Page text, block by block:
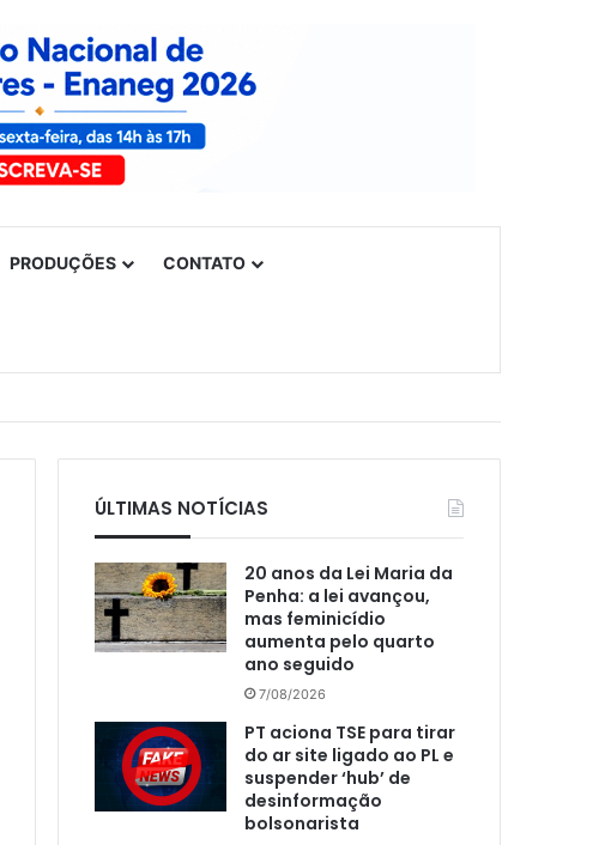
PRODUÇÕES CONTATO
ÚLTIMAS NOTÍCIAS
20 anos da Lei Maria da
Penha: a lei avançou,
mas feminicídio
aumenta pelo quarto
ano seguido
7/08/2026
PT aciona TSE para tirar
do ar site ligado ao PL e
suspender ‘hub’ de
desinformação
bolsonarista